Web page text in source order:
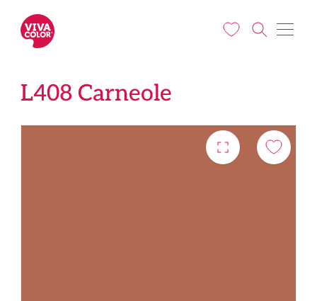
L408 Carneole